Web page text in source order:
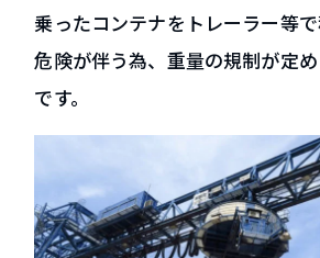
乗ったコンテナをトレーラー等
危険が伴う為、重量の規制が定
です。